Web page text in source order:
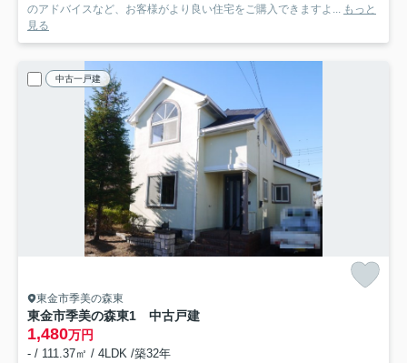
のアドバイスなど、お客様がより良い住宅をご購入できますよ...
もっと
見る
中古一戸建
東金市季美の森東
東金市季美の森東1 中古戸建
1,480万円
- / 111.37㎡ / 4LDK /築32年